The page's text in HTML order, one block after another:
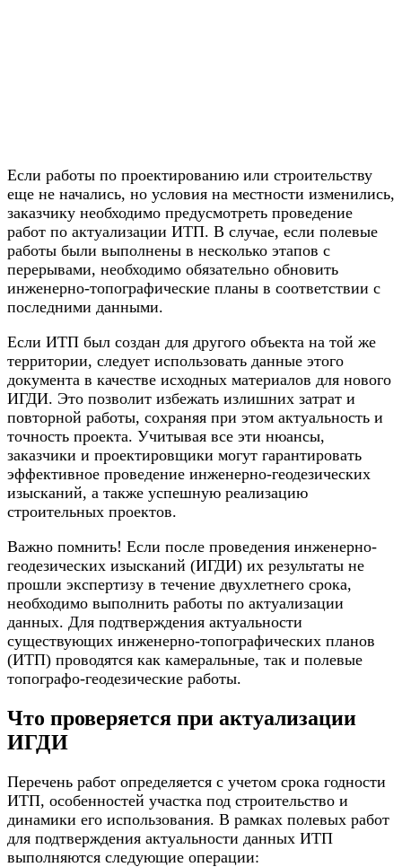
Если работы по проектированию или строительству
еще не начались, но условия на местности изменились,
заказчику необходимо предусмотреть проведение
работ по актуализации ИТП. В случае, если полевые
работы были выполнены в несколько этапов с
перерывами, необходимо обязательно обновить
инженерно-топографические планы в соответствии с
последними данными.
Если ИТП был создан для другого объекта на той же
территории, следует использовать данные этого
документа в качестве исходных материалов для нового
ИГДИ. Это позволит избежать излишних затрат и
повторной работы, сохраняя при этом актуальность и
точность проекта. Учитывая все эти нюансы,
заказчики и проектировщики могут гарантировать
эффективное проведение инженерно-геодезических
изысканий, а также успешную реализацию
строительных проектов.
Важно помнить! Если после проведения инженерно-
геодезических изысканий (ИГДИ) их результаты не
прошли экспертизу в течение двухлетнего срока,
необходимо выполнить работы по актуализации
данных. Для подтверждения актуальности
существующих инженерно-топографических планов
(ИТП) проводятся как камеральные, так и полевые
топографо-геодезические работы.
Что проверяется при актуализации
ИГДИ
Перечень работ определяется с учетом срока годности
ИТП, особенностей участка под строительство и
динамики его использования. В рамках полевых работ
для подтверждения актуальности данных ИТП
выполняются следующие операции: